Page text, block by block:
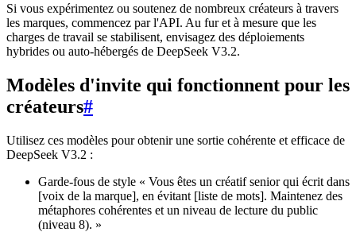
Si vous expérimentez ou soutenez de nombreux créateurs à travers
les marques, commencez par l'API. Au fur et à mesure que les
charges de travail se stabilisent, envisagez des déploiements
hybrides ou auto-hébergés de DeepSeek V3.2.
Modèles d'invite qui fonctionnent pour les
créateurs#
Utilisez ces modèles pour obtenir une sortie cohérente et efficace de
DeepSeek V3.2 :
Garde-fous de style « Vous êtes un créatif senior qui écrit dans
[voix de la marque], en évitant [liste de mots]. Maintenez des
métaphores cohérentes et un niveau de lecture du public
(niveau 8). »